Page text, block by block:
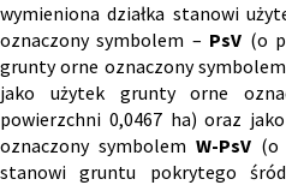
wymieniona działka stanowi
oznaczony symbolem – PsV (o
grunty orne oznaczony symbolem
jako użytek grunty orne
powierzchni 0,0467 ha) oraz
oznaczony symbolem W-PsV (o
stanowi gruntu pokrytego